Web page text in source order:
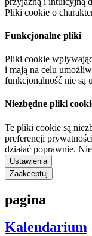
Pliki cookie o
Funkcjonalne pliki
Pliki cookie
i mają na celu
funkcjonalność nie są
Niezbędne pliki
Te pliki cookie są
preferencji
działać poprawnie.
Ustawienia
Zaakceptuj
pagina
Kalendarium